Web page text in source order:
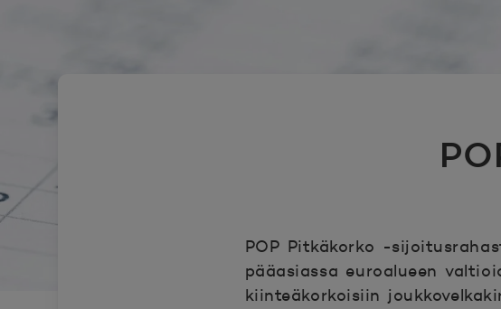
POP Pitkäkorko -
pääasiassa euroalueen
kiinteäkorkoisiin